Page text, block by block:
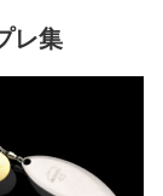
レ集